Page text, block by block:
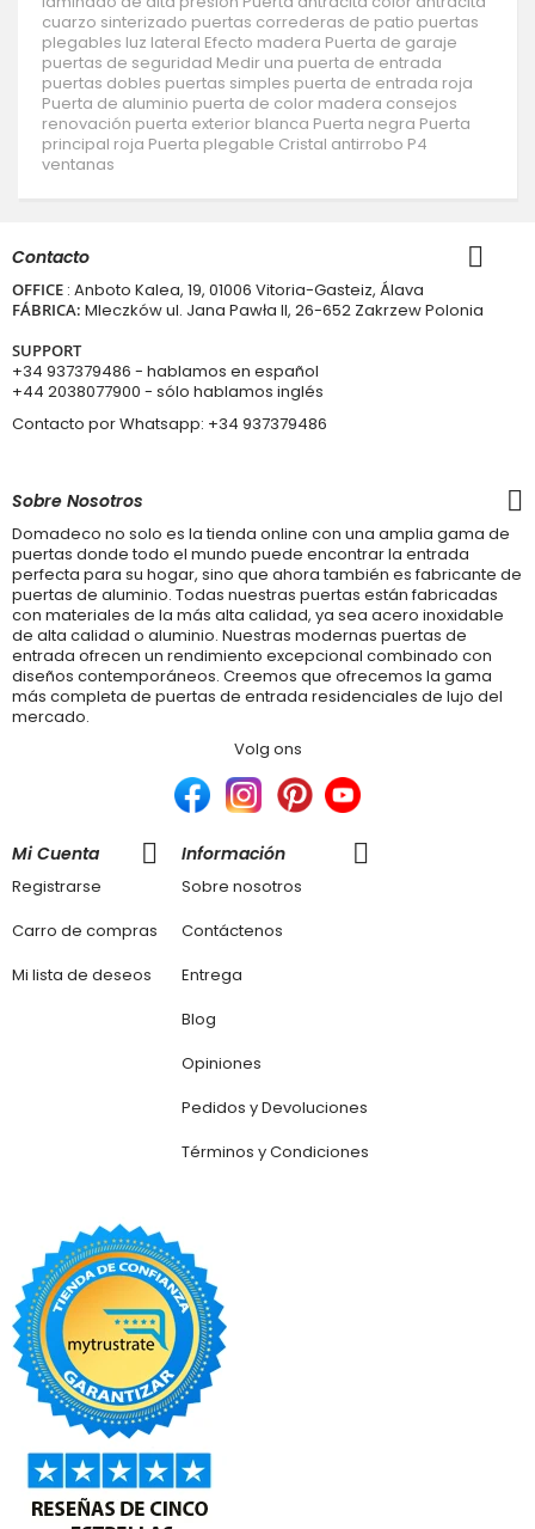
cuarzo sinterizado puertas correderas de patio puertas
plegables luz lateral Efecto madera Puerta de garaje
puertas de seguridad Medir una puerta de entrada
puertas dobles puertas simples puerta de entrada roja
Puerta de aluminio puerta de color madera consejos
renovación puerta exterior blanca Puerta negra Puerta
principal roja Puerta plegable Cristal antirrobo P4
ventanas
Contacto
OFFICE : Anboto Kalea, 19, 01006 Vitoria-Gasteiz, Álava
FÁBRICA: Mleczków ul. Jana Pawła II, 26-652 Zakrzew Polonia
SUPPORT
+34 937379486 - hablamos en español
+44 2038077900 - sólo hablamos inglés
Contacto por Whatsapp: +34 937379486
Sobre Nosotros
Domadeco no solo es la tienda online con una amplia gama de
puertas donde todo el mundo puede encontrar la entrada
perfecta para su hogar, sino que ahora también es fabricante de
puertas de aluminio. Todas nuestras puertas están fabricadas
con materiales de la más alta calidad, ya sea acero inoxidable
de alta calidad o aluminio. Nuestras modernas puertas de
entrada ofrecen un rendimiento excepcional combinado con
diseños contemporáneos. Creemos que ofrecemos la gama
más completa de puertas de entrada residenciales de lujo del
mercado.
Volg ons
Mi Cuenta
Registrarse
Carro de compras
Mi lista de deseos
Información
Sobre nosotros
Contáctenos
Entrega
Blog
Opiniones
Pedidos y Devoluciones
Términos y Condiciones